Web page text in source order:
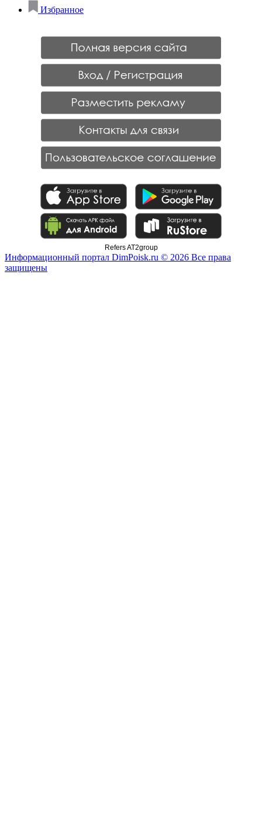
Избранное
Refers AT2group
Информационный портал DimPoisk.ru © 2026 Все права
защищены